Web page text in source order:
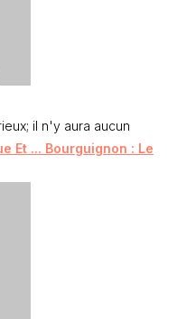
il n'y aura aucun
Et ... Bourguignon : Le